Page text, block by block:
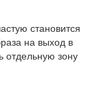
становится
на выход в
отдельную зону